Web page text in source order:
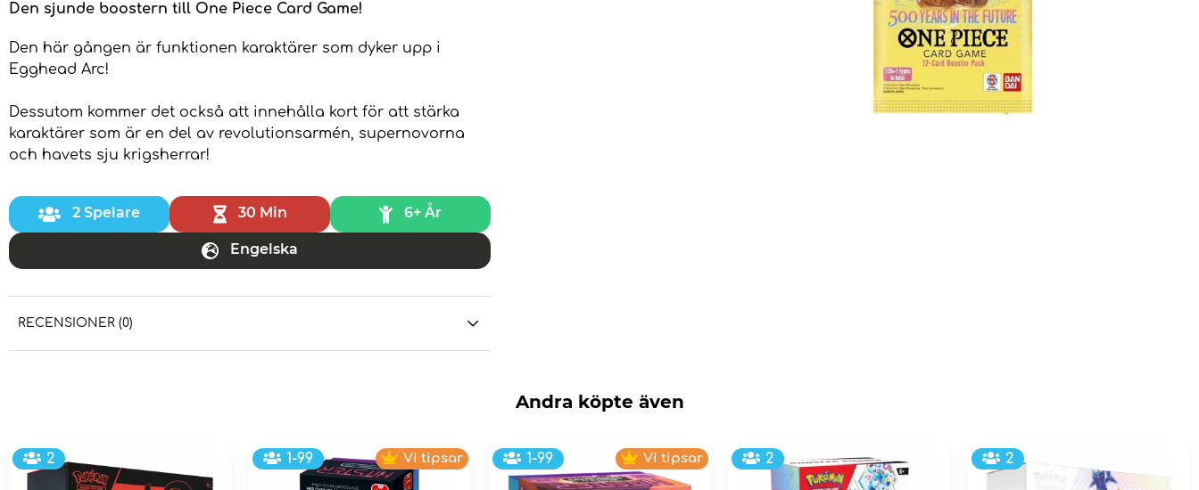
Den sjunde boostern till One Piece Card Game!
Den här gången är funktionen karaktärer som dyker upp i
Egghead Arc!
Dessutom kommer det också att innehålla kort för att stärka
karaktärer som är en del av revolutionsarmén, supernovorna
och havets sju krigsherrar!
2 Spelare 30 Min 6+ År
Engelska
RECENSIONER (0)
Andra köpte även
2 1-99 Vi tipsar 1-99 Vi tipsar 2 2